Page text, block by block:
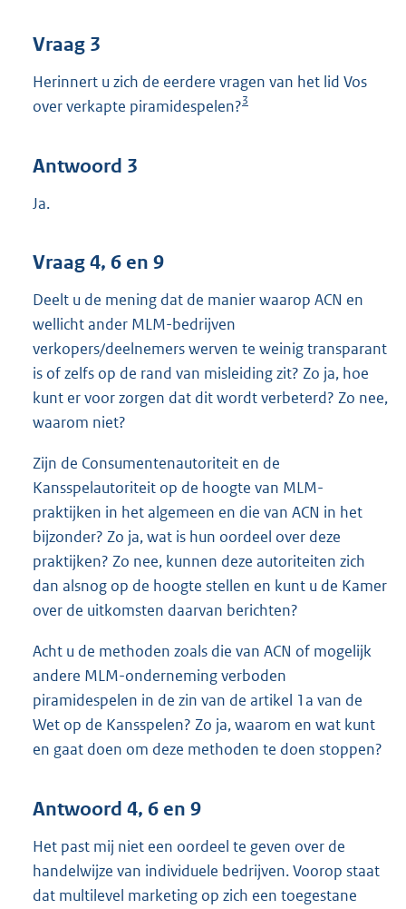
Vraag 3
Herinnert u zich de eerdere vragen van het lid Vos
over verkapte piramidespelen?3
Antwoord 3
Ja.
Vraag 4, 6 en 9
Deelt u de mening dat de manier waarop ACN en
wellicht ander MLM-bedrijven
verkopers/deelnemers werven te weinig transparant
is of zelfs op de rand van misleiding zit? Zo ja, hoe
kunt er voor zorgen dat dit wordt verbeterd? Zo nee,
waarom niet?
Zijn de Consumentenautoriteit en de
Kansspelautoriteit op de hoogte van MLM-
praktijken in het algemeen en die van ACN in het
bijzonder? Zo ja, wat is hun oordeel over deze
praktijken? Zo nee, kunnen deze autoriteiten zich
dan alsnog op de hoogte stellen en kunt u de Kamer
over de uitkomsten daarvan berichten?
Acht u de methoden zoals die van ACN of mogelijk
andere MLM-onderneming verboden
piramidespelen in de zin van de artikel 1a van de
Wet op de Kansspelen? Zo ja, waarom en wat kunt
en gaat doen om deze methoden te doen stoppen?
Antwoord 4, 6 en 9
Het past mij niet een oordeel te geven over de
handelwijze van individuele bedrijven. Voorop staat
dat multilevel marketing op zich een toegestane